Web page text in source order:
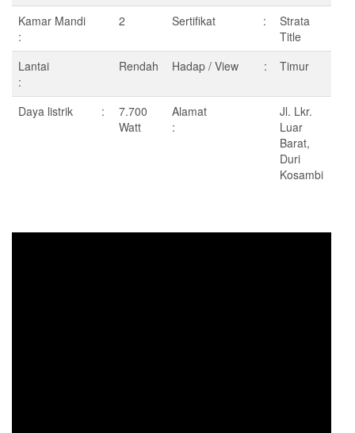
Kamar Mandi
:
2 Sertifikat :
Strata
Title
Lantai
:
Rendah Hadap / View : Timur
Daya listrik :
7.700
Watt
Alamat
:
Jl. Lkr.
Luar
Barat,
Duri
Kosambi